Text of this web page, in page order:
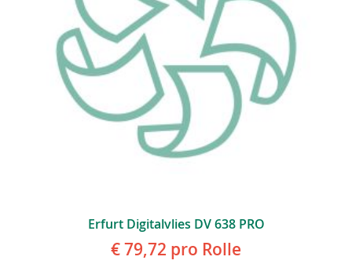
Erfurt Digitalvlies DV 638 PRO
€ 79,72 pro Rolle